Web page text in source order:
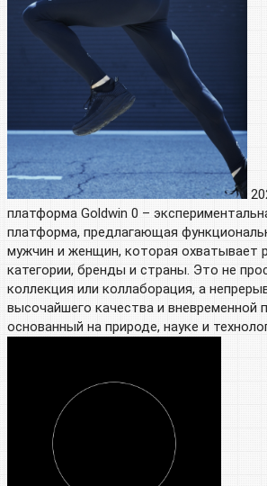
платформа Goldwin 0 –
платформа, предлагающая
мужчин и женщин, которая охватывает
категории, бренды и страны. Это не
коллекция или коллаборация, а
высочайшего качества и вневременной
основанный на природе, науке и